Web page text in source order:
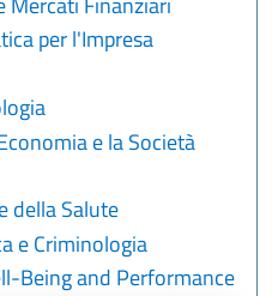
per l'Impresa
e la Società
della Salute
e Criminologia
Being and Performance